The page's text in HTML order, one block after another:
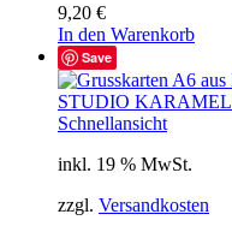
9,20 €
In den Warenkorb
Save
Schnellansicht
inkl. 19 % MwSt.
zzgl. Versandkosten